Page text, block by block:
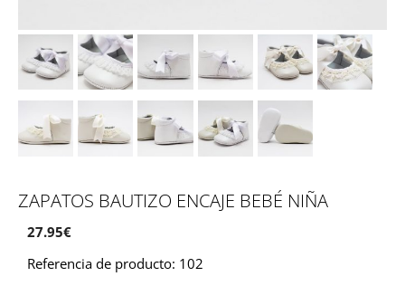
ZAPATOS BAUTIZO ENCAJE BEBÉ NIÑA
27.95€
Referencia de producto: 102